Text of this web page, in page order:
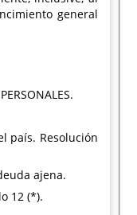
general
país. Resolución
ajena.
12 (*).